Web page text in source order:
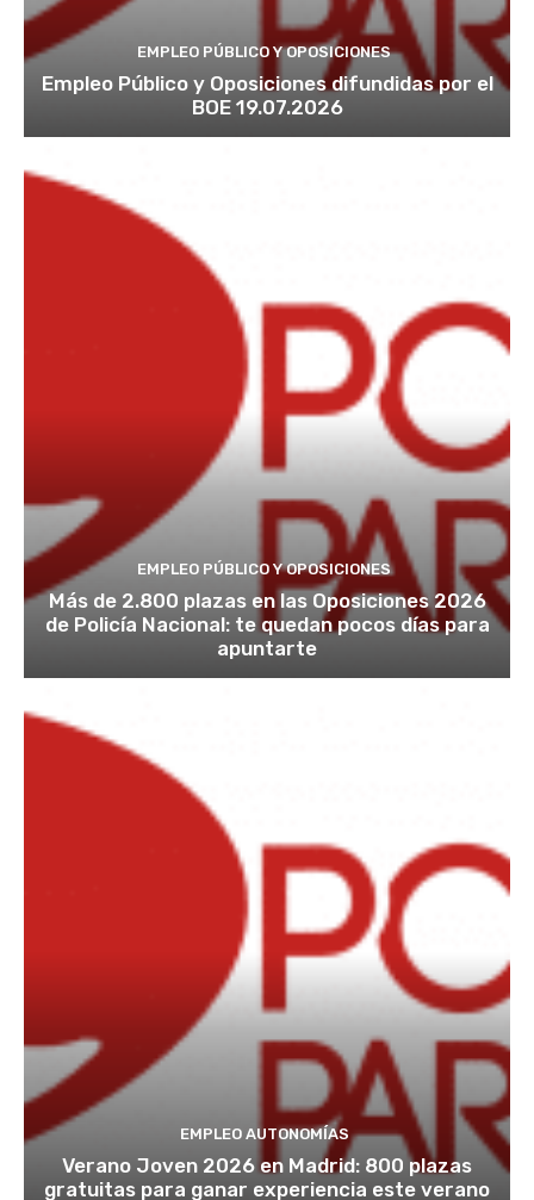
EMPLEO PÚBLICO Y OPOSICIONES
Empleo Público y Oposiciones difundidas por el
BOE 19.07.2026
EMPLEO PÚBLICO Y OPOSICIONES
Más de 2.800 plazas en las Oposiciones 2026
de Policía Nacional: te quedan pocos días para
apuntarte
EMPLEO AUTONOMÍAS
Verano Joven 2026 en Madrid: 800 plazas
gratuitas para ganar experiencia este verano